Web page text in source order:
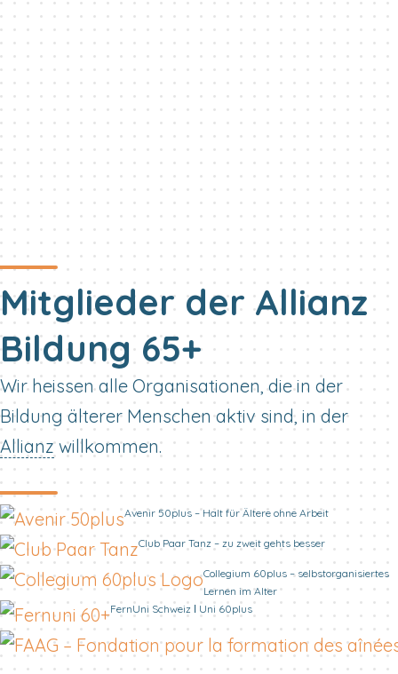
Mitglieder der Allianz
Bildung 65+
Wir heissen alle Organisationen, die in der
Bildung älterer Menschen aktiv sind, in der
Allianzwillkommen.
Avenir 50plus – Halt für Ältere ohne Arbeit
Club Paar Tanz – zu zweit gehts besser
Collegium 60plus – selbstorganisiertes
Lernen im Alter
FernUni Schweiz ǀ Uni 60plus